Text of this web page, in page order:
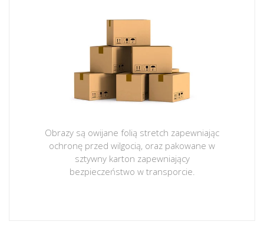
Obrazy są owijane folią stretch zapewniając
ochronę przed wilgocią, oraz pakowane w
sztywny karton zapewniający
bezpieczeństwo w transporcie.